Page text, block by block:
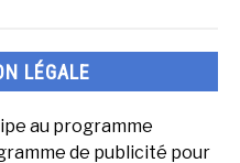
LÉGALE
au programme
de publicité pour